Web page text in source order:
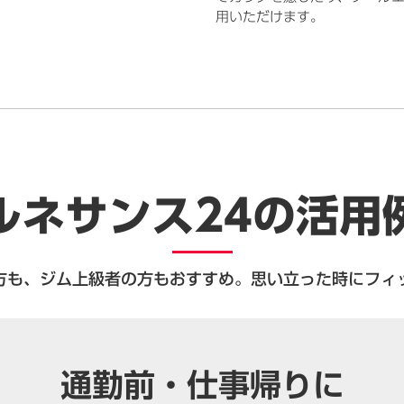
用いただけます。
ネサンス24の活用
も、ジム上級者の方もおすすめ。 思い立った時にフィ
通勤前・仕事帰りに